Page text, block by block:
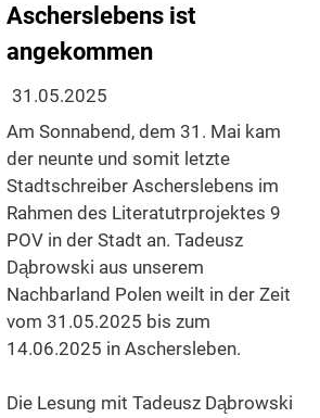
Ascherslebens ist
angekommen
31.05.2025
Am Sonnabend, dem 31. Mai kam
der neunte und somit letzte
Stadtschreiber Ascherslebens im
Rahmen des Literatutrprojektes 9
POV in der Stadt an. Tadeusz
Dąbrowski aus unserem
Nachbarland Polen weilt in der Zeit
vom 31.05.2025 bis zum
14.06.2025 in Aschersleben.
Die Lesung mit Tadeusz Dąbrowski